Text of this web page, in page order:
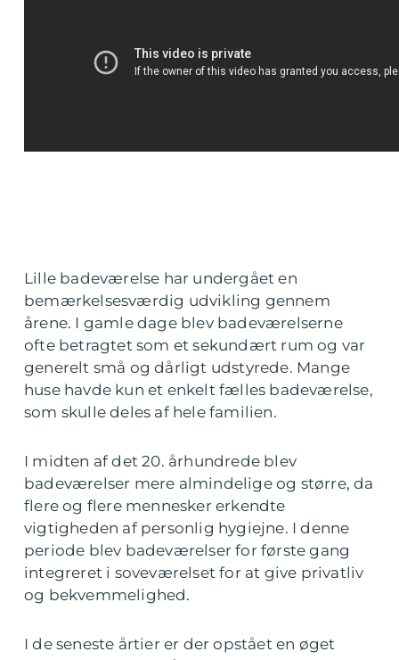
Lille badeværelse har undergået en
bemærkelsesværdig udvikling gennem
årene. I gamle dage blev badeværelserne
ofte betragtet som et sekundært rum og var
generelt små og dårligt udstyrede. Mange
huse havde kun et enkelt fælles badeværelse,
som skulle deles af hele familien.
I midten af det 20. århundrede blev
badeværelser mere almindelige og større, da
flere og flere mennesker erkendte
vigtigheden af personlig hygiejne. I denne
periode blev badeværelser for første gang
integreret i soveværelset for at give privatliv
og bekvemmelighed.
I de seneste årtier er der opstået en øget